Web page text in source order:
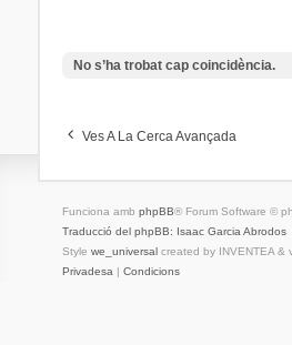
No s’ha trobat cap coincidència.
Ves A La Cerca Avançada
Funciona amb phpBB® Forum Software ©
Traducció del phpBB: Isaac Garcia Abrodos
Style we_universalcreated by INVENTEA &
Privadesa | Condicions